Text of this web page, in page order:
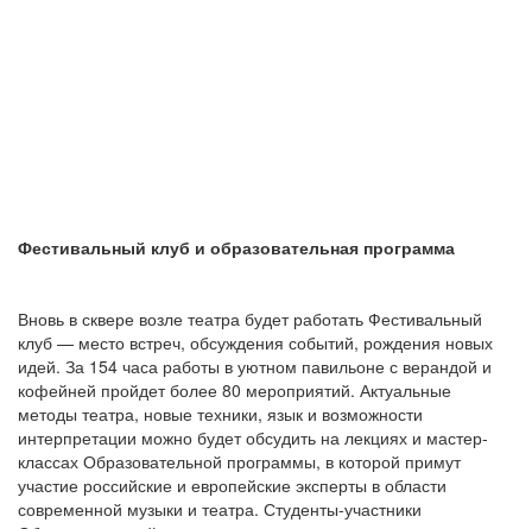
Фестивальный клуб и образовательная программа
Вновь в сквере возле театра будет работать Фестивальный
клуб — место встреч, обсуждения событий, рождения новых
идей. За 154 часа работы в уютном павильоне с верандой и
кофейней пройдет более 80 мероприятий. Актуальные
методы театра, новые техники, язык и возможности
интерпретации можно будет обсудить на лекциях и мастер-
классах Образовательной программы, в которой примут
участие российские и европейские эксперты в области
современной музыки и театра. Студенты-участники